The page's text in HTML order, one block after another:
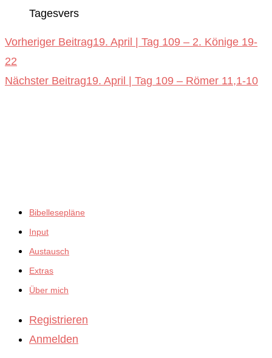
Tagesvers
Weitere
Artikel
Vorheriger Beitrag19. April | Tag 109 – 2. Könige 19-
22
Nächster Beitrag19. April | Tag 109 – Römer 11,1-10
Bibellesepläne
Input
Austausch
Extras
Über mich
Registrieren
Anmelden